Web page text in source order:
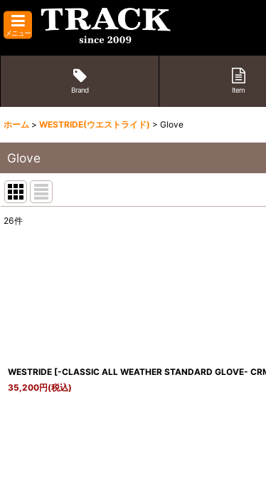
メニュー
Brand Item
ホーム > WESTRIDE(ウエストライド) > Glove
Glove
26件
WESTRIDE [-CLASSIC ALL WEATHER STANDARD GLOVE-
35,200円(税込)